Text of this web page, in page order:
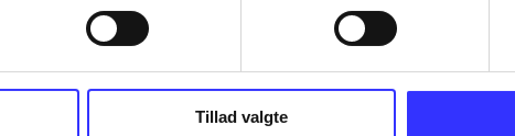
Tillad valgte